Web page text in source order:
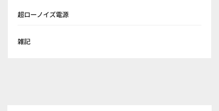
超ローノイズ電源
雑記